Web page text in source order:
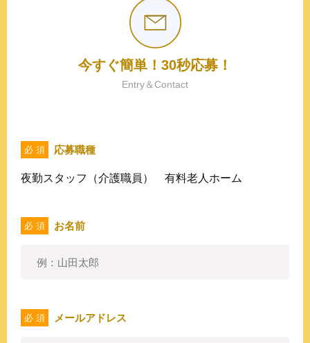
今すぐ簡単！30秒応募！
Entry＆Contact
必 須 応募職種
夜勤スタッフ（介護職員） 有料老人ホーム
必 須 お名前
必 須 メールアドレス